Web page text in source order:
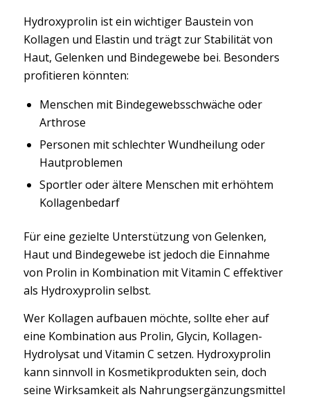
Hydroxyprolin ist ein wichtiger Baustein von
Kollagen und Elastin und trägt zur Stabilität von
Haut, Gelenken und Bindegewebe bei. Besonders
profitieren könnten:
Menschen mit Bindegewebsschwäche oder
Arthrose
Personen mit schlechter Wundheilung oder
Hautproblemen
Sportler oder ältere Menschen mit erhöhtem
Kollagenbedarf
Für eine gezielte Unterstützung von Gelenken,
Haut und Bindegewebe ist jedoch die Einnahme
von Prolin in Kombination mit Vitamin C effektiver
als Hydroxyprolin selbst.
Wer Kollagen aufbauen möchte, sollte eher auf
eine Kombination aus Prolin, Glycin, Kollagen-
Hydrolysat und Vitamin C setzen. Hydroxyprolin
kann sinnvoll in Kosmetikprodukten sein, doch
seine Wirksamkeit als Nahrungsergänzungsmittel